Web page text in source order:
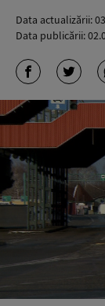
Data actualizării:
Data publicării: